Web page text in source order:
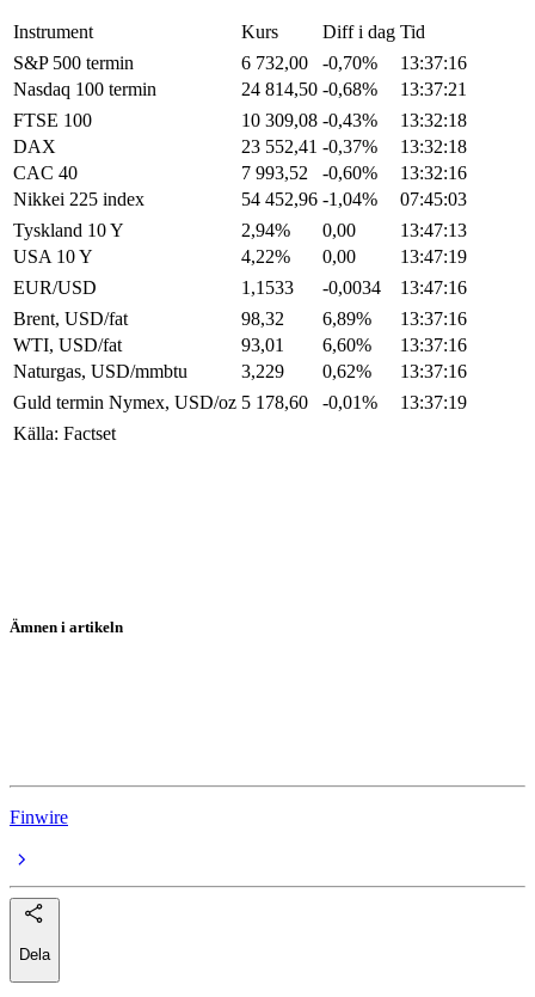
Instrument Kurs Diff i dag Tid
S&P 500 termin
6 732,00 -0,70%
13:37:16
Nasdaq 100 termin
24 814,50 -0,68%
13:37:21
FTSE 100
10 309,08 -0,43%
13:32:18
DAX
23 552,41 -0,37%
13:32:18
CAC 40
7 993,52 -0,60%
13:32:16
Nikkei 225 index
54 452,96 -1,04%
07:45:03
Tyskland 10 Y
2,94% 0,00
13:47:13
USA 10 Y
4,22% 0,00
13:47:19
EUR/USD
1,1533 -0,0034
13:47:16
Brent, USD/fat
98,32 6,89%
13:37:16
WTI, USD/fat
93,01 6,60%
13:37:16
Naturgas, USD/mmbtu
3,229 0,62%
13:37:16
Guld termin Nymex, USD/oz 5 178,60 -0,01%
13:37:19
Källa: Factset
Ämnen i artikeln
Finwire
Dela